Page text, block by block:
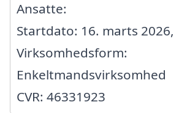
Ansatte:
Startdato: 16. marts 2026,
Virksomhedsform:
Enkeltmandsvirksomhed
CVR: 46331923